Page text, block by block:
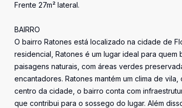
Frente 27m² lateral.
BAIRRO
O bairro Ratones está localizado na cidade de
residencial, Ratones é um lugar ideal para
paisagens naturais, com áreas verdes
encantadores. Ratones mantém um clima de
centro da cidade, o bairro conta com
que contribui para o sossego do lugar. Além